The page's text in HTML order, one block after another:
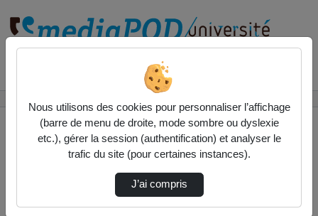
Mot de passe requis
Cette vidéo est protégée par un mot de passe, veuillez le
Nous utilisons des cookies pour personnaliser l’affichage
(barre de menu de droite, mode sombre ou dyslexie
etc.), gérer la session (authentification) et analyser le
trafic du site (pour certaines instances).
J’ai compris